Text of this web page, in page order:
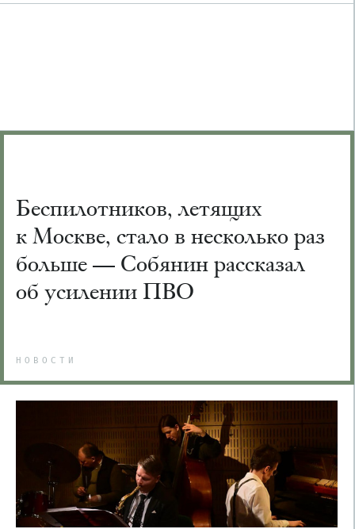
Беспилотников, летящих
к Москве, стало в несколько раз
больше — Собянин рассказал
об усилении ПВО
НОВОСТИ